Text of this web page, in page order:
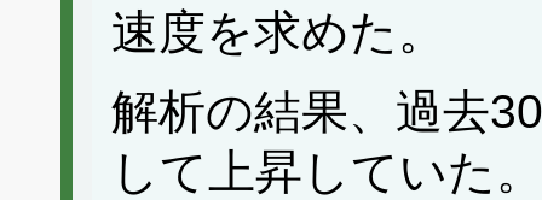
速度を求めた。
解析の結果、過去
して上昇していた